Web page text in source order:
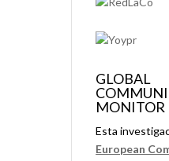
GLOBAL
MONITOR
Esta
European